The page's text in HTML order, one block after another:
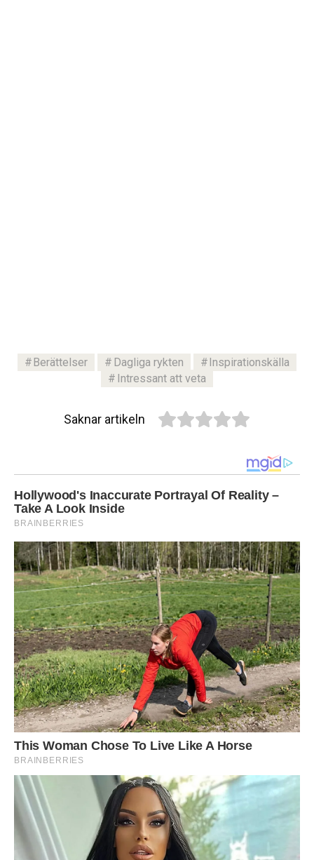
Berättelser Dagliga rykten
Inspirationskälla
Intressant att veta
Saknar artikeln